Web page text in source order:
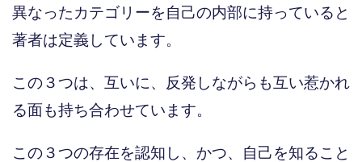
異なったカテゴリーを自己の内部に持っていると
著者は定義しています。
この３つは、互いに、反発しながらも互い惹かれ
る面も持ち合わせています。
この３つの存在を認知し、かつ、自己を知ること